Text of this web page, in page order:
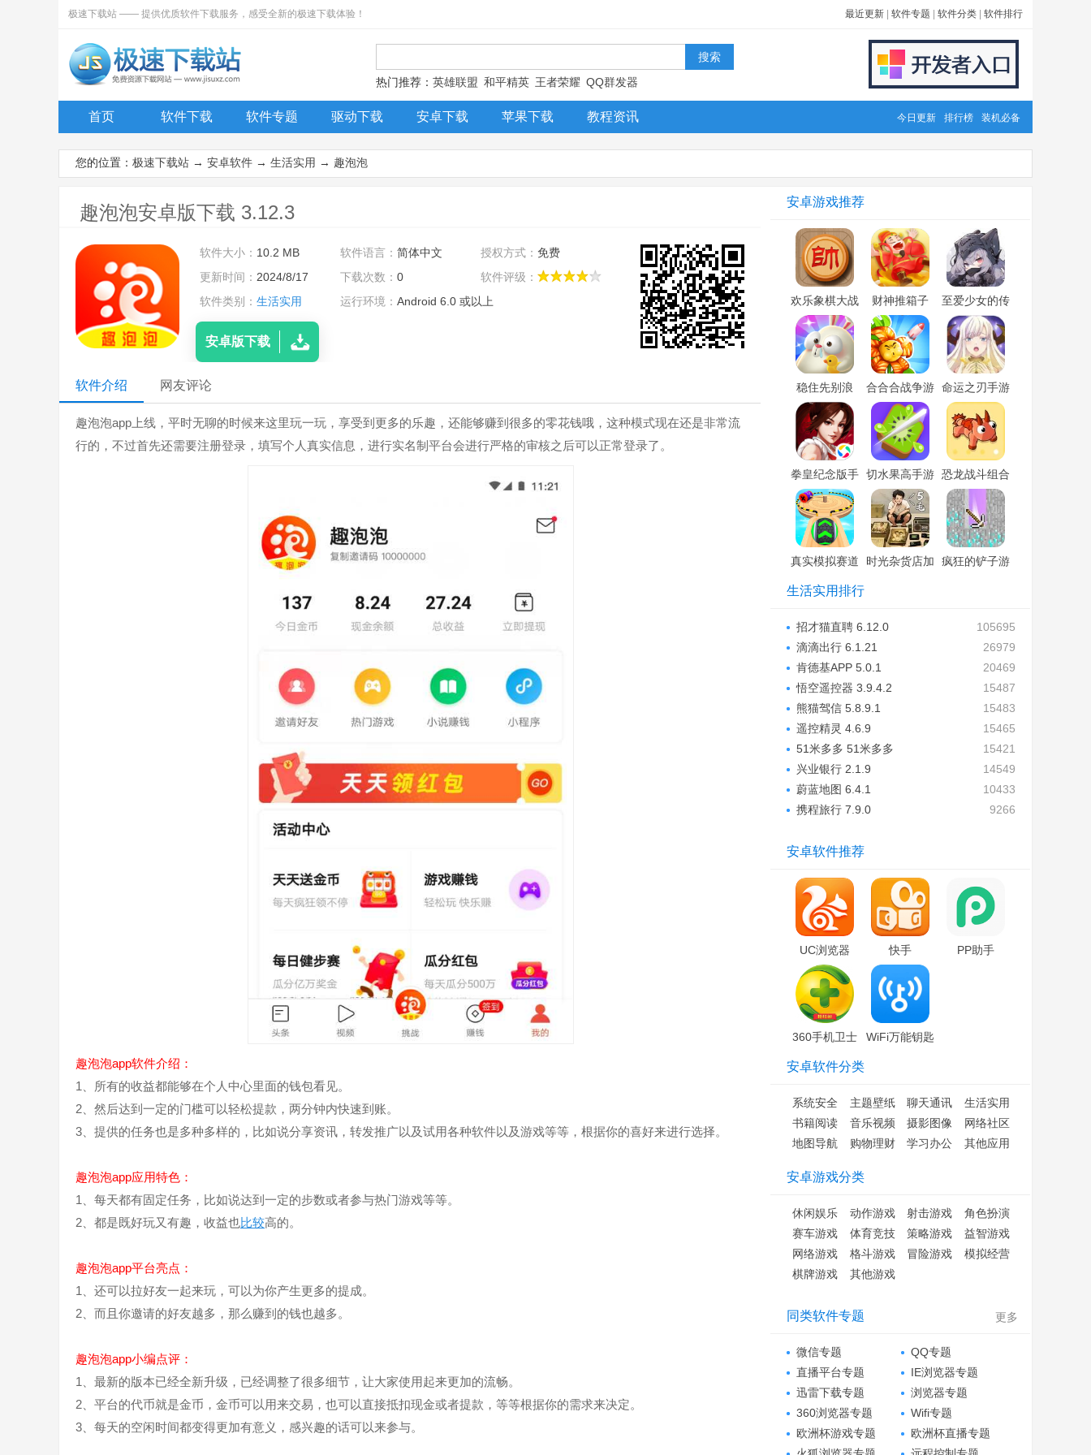
极速下载站 —— 提供优质软件下载服务，感受全新的极速下载体验！ 最近更新 软件专题 软件分类 软件排行
热门推荐： 英雄联盟 和平精英 王者荣耀 QQ群发器
首页 软件下载 软件专题 驱动下载 安卓下载 苹果下载 教程资讯 今日更新 排行榜 装机必备
您的位置： 极速下载站 → 安卓软件 → 生活实用 → 趣泡泡
趣泡泡安卓版下载 3.12.3
软件大小： 10.2 MB 软件语言：简体中文 授权方式：免费
更新时间： 2024/8/17 下载次数：0
软件评级：
软件类别： 生活实用 运行环境：Android 6.0 或以上
安卓版下载
软件介绍 网友评论
趣泡泡app上线，平时无聊的时候来这里玩一玩，享受到更多的乐趣，还能够赚到很多的零花钱哦，这种模式现在还是非常流
行的，不过首先还需要注册登录，填写个人真实信息，进行实名制平台会进行严格的审核之后可以正常登录了。
趣泡泡app软件介绍：
1、所有的收益都能够在个人中心里面的钱包看见。
2、然后达到一定的门槛可以轻松提款，两分钟内快速到账。
3、提供的任务也是多种多样的，比如说分享资讯，转发推广以及试用各种软件以及游戏等等，根据你的喜好来进行选择。
趣泡泡app应用特色：
1、每天都有固定任务，比如说达到一定的步数或者参与热门游戏等等。
2、都是既好玩又有趣，收益也比较高的。
趣泡泡app平台亮点：
1、还可以拉好友一起来玩，可以为你产生更多的提成。
2、而且你邀请的好友越多，那么赚到的钱也越多。
趣泡泡app小编点评：
1、最新的版本已经全新升级，已经调整了很多细节，让大家使用起来更加的流畅。
2、平台的代币就是金币，金币可以用来交易，也可以直接抵扣现金或者提款，等等根据你的需求来决定。
3、每天的空闲时间都变得更加有意义，感兴趣的话可以来参与。
安卓游戏推荐
欢乐象棋大战
游戏
财神推箱子
至爱少女的传
说
稳住先别浪
合合合战争游
戏
命运之刃手游
拳皇纪念版手
游
切水果高手游
戏
恐龙战斗组合
真实模拟赛道
王者
时光杂货店加
疯狂的铲子游
生活实用排行
105695
招才猫直聘 6.12.0
26979
滴滴出行 6.1.21
20469
肯德基APP 5.0.1
15487
悟空遥控器 3.9.4.2
15483
熊猫驾信 5.8.9.1
15465
遥控精灵 4.6.9
15421
51米多多 51米多多
14549
兴业银行 2.1.9
10433
蔚蓝地图 6.4.1
9266
携程旅行 7.9.0
安卓软件推荐
UC浏览器 快手 PP助手
360手机卫士 WiFi万能钥匙
安卓软件分类
系统安全 主题壁纸 聊天通讯
生活实用
书籍阅读
音乐视频 摄影图像
网络社区
地图导航
购物理财 学习办公 其他应用
安卓游戏分类
休闲娱乐 动作游戏 射击游戏
角色扮演
赛车游戏
体育竞技 策略游戏
益智游戏
网络游戏
格斗游戏 冒险游戏
模拟经营
棋牌游戏
其他游戏
更多
同类软件专题
微信专题
QQ专题
直播平台专题
IE浏览器专题
迅雷下载专题
浏览器专题
360浏览器专题
Wifi专题
欧洲杯游戏专题
欧洲杯直播专题